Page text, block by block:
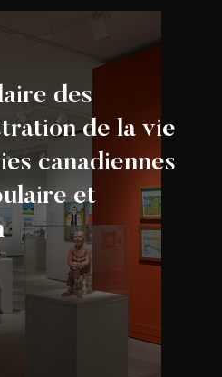
des
de la vie
canadiennes
et